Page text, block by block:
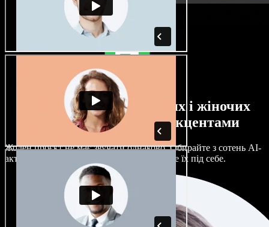
Великий вибір чоловічих і жіночих
голосів з будь-якими акцентами
Жоден проєкт не має звучати однаково. Обирайте з сотень AI-
акторів і акцентів та гнучко налаштовуйте їх під себе.